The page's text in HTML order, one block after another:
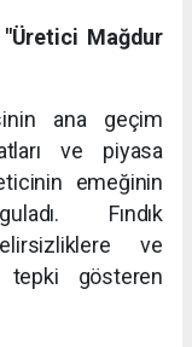
"Üretici Mağdur
ana geçim
ve piyasa
emeğinin
Fındık
ve
tepki gösteren